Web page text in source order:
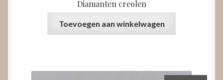
Diamanten creolen
Toevoegen aan winkelwagen